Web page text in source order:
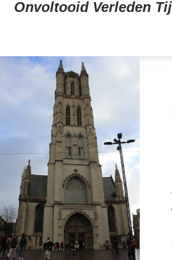
Onvoltooid Verleden